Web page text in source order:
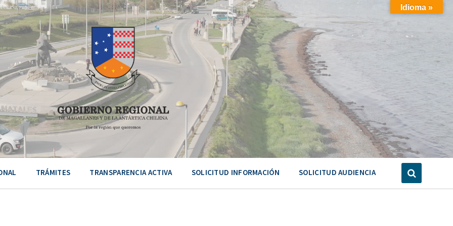
TRÁMITES TRANSPARENCIA ACTIVA SOLICITUD INFORMACIÓN SOLICITUD AUDIENCIA
Idioma »